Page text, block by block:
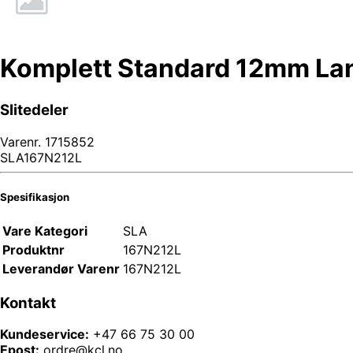
Komplett Standard 12mm
Slitedeler
Varenr. 1715852
SLA167N212L
Spesifikasjon
Vare Kategori
SLA
Produktnr
167N212L
Leverandør Varenr 167N212L
Kontakt
Kundeservice: +47 66 75 30 00